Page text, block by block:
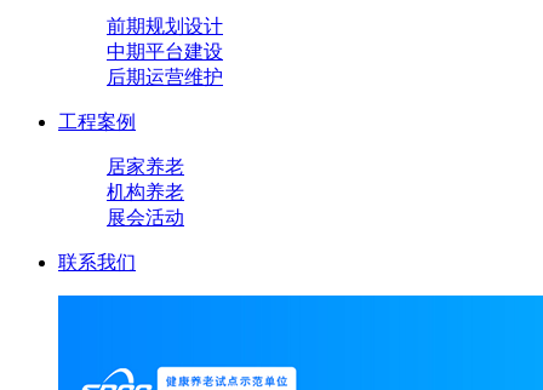
前期规划设计
中期平台建设
后期运营维护
工程案例
居家养老
机构养老
展会活动
联系我们